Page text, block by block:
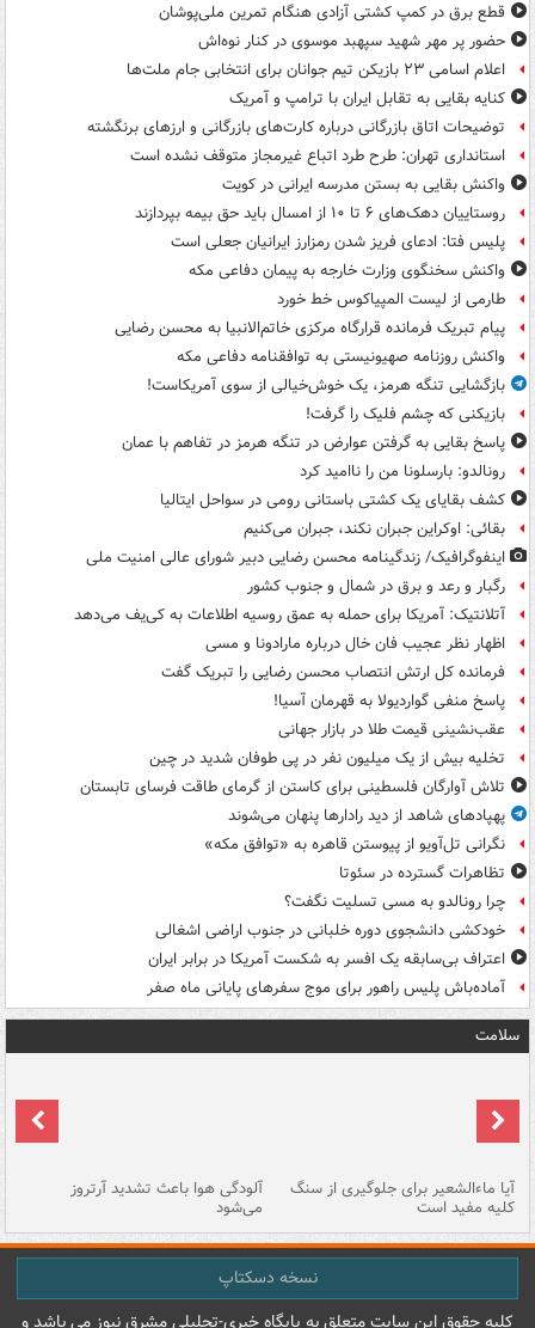
قطع برق در کمپ کشتی آزادی هنگام تمرین ملی‌پوشان
حضور پر مهر شهید سپهبد موسوی در کنار نوه‌اش
اعلام اسامی ۲۳ بازیکن تیم جوانان برای انتخابی جام ملت‌ها
کنایه بقایی به تقابل ایران با ترامپ و آمریک
توضیحات اتاق بازرگانی درباره کارت‌های بازرگانی و ارزهای برنگشته
استانداری تهران: طرح طرد اتباع غیرمجاز متوقف نشده است
واکنش بقایی به بستن مدرسه ایرانی در کویت
روستاییان دهک‌های ۶ تا ۱۰ از امسال باید حق بیمه بپردازند
پلیس فتا: ادعای فریز شدن رمزارز ایرانیان جعلی است
واکنش سخنگوی وزارت خارجه به پیمان دفاعی مکه
طارمی از لیست المپیاکوس خط خورد
پیام تبریک فرمانده قرارگاه مرکزی خاتم‌الانبیا به محسن رضایی
واکنش روزنامه صهیونیستی به توافقنامه دفاعی مکه
بازگشایی تنگه هرمز، یک خوش‌خیالی از سوی آمریکاست!
بازیکنی که چشم فلیک را گرفت!
پاسخ بقایی به گرفتن عوارض در تنگه هرمز در تفاهم با عمان
رونالدو: بارسلونا من را ناامید کرد
کشف بقایای یک کشتی باستانی رومی در سواحل ایتالیا
بقائی: اوکراین جبران نکند، جبران می‌کنیم
اینفوگرافیک/ زندگینامه محسن رضایی دبیر شورای عالی امنیت‌ ملی
رگبار و رعد و برق در شمال و جنوب کشور
آتلانتیک: آمریکا برای حمله به عمق روسیه اطلاعات به کی‌یف می‌دهد
اظهار نظر عجیب فان خال درباره مارادونا و مسی
فرمانده کل ارتش انتصاب محسن رضایی را تبریک گفت
پاسخ منفی گواردیولا به قهرمان آسیا!
عقب‌نشینی قیمت طلا در بازار جهانی
تخلیه بیش از یک میلیون نفر در پی طوفان شدید در چین
تلاش آوارگان فلسطینی برای کاستن از گرمای طاقت فرسای تابستان
پهپادهای شاهد از دید رادارها پنهان می‌شوند
نگرانی تل‌آویو از پیوستن قاهره به «توافق مکه»
تظاهرات گسترده در سئوتا
چرا رونالدو به مسی تسلیت نگفت؟
خودکشی دانشجوی دوره خلبانی در جنوب اراضی اشغالی
اعتراف بی‌سابقه یک افسر به شکست آمریکا در برابر ایران
آماده‌باش پلیس راهور برای موج سفرهای پایانی ماه صفر
سلامت
آیا ماءالشعیر برای جلوگیری از سنگ
کلیه مفید است
آلودگی هوا باعث تشدید آرتروز
می‌شود
نسخه دسکتاپ
کليه حقوق اين سايت متعلق به پایگاه خبري-تحليلي مشرق نيوز می باشد و